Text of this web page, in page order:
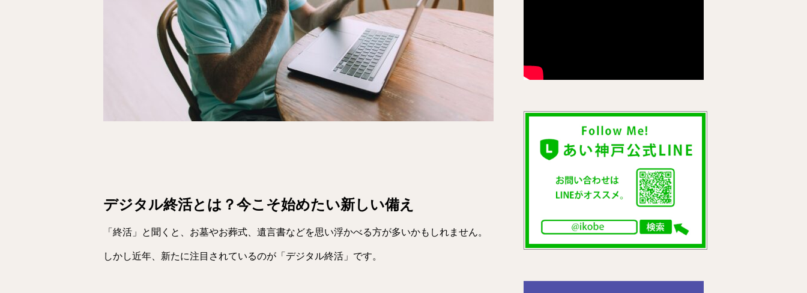
デジタル終活とは？今こそ始めたい新しい備え
「終活」と聞くと、お墓やお葬式、遺言書などを思い浮かべる方が多いかもしれません。
しかし近年、新たに注目されているのが「デジタル終活」です。